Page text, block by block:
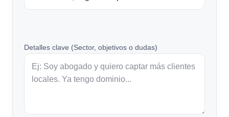
Detalles clave (Sector, objetivos o dudas)